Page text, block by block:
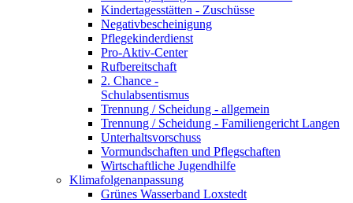
Kindertagesstätten - Zuschüsse
Negativbescheinigung
Pflegekinderdienst
Pro-Aktiv-Center
Rufbereitschaft
2. Chance -
Schulabsentismus
Trennung / Scheidung - allgemein
Trennung / Scheidung - Familiengericht Langen
Unterhaltsvorschuss
Vormundschaften und Pflegschaften
Wirtschaftliche Jugendhilfe
Klimafolgenanpassung
Grünes Wasserband Loxstedt